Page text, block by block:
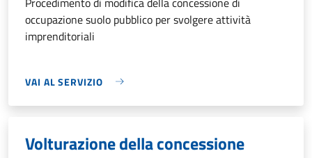
occupazione suolo pubblico per svolgere attività
imprenditoriali
VAI AL SERVIZIO
Volturazione della concessione